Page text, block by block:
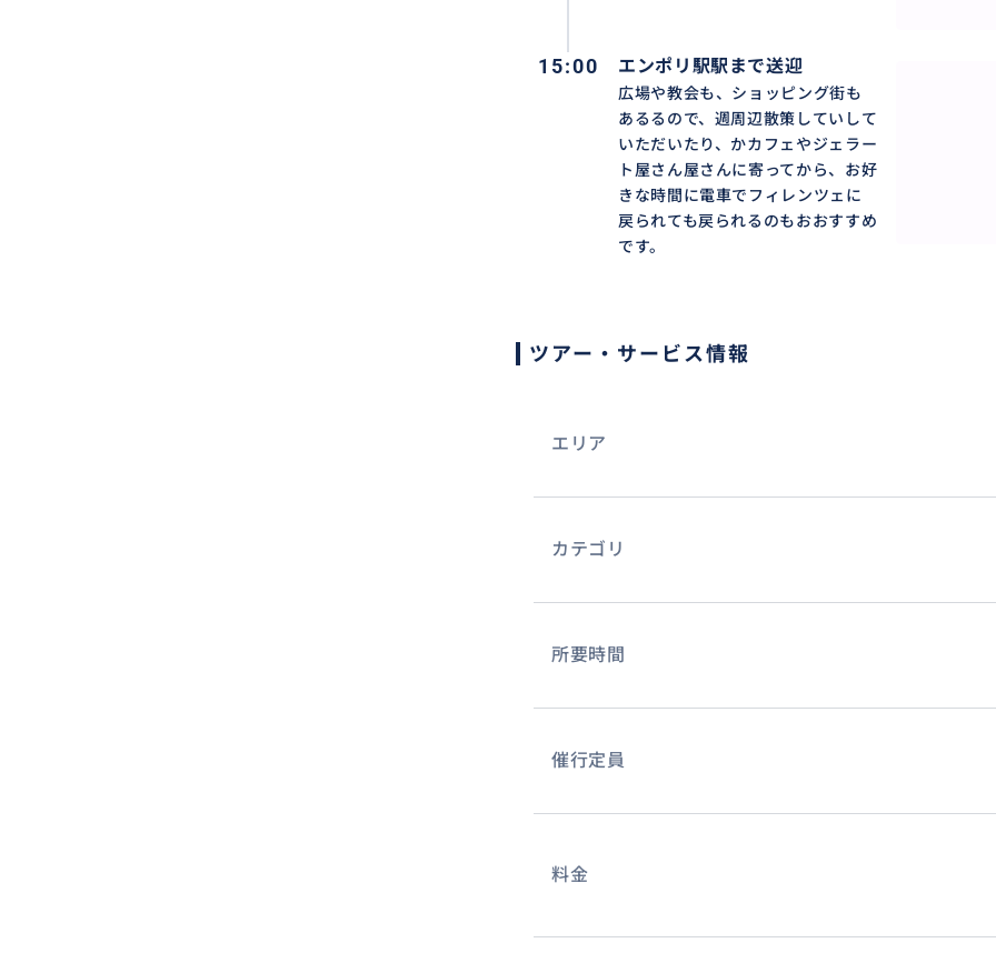
15:00 エンポリ駅駅まで送迎
広場や教会も、ショッピング街も
あるるので、週周辺散策していして
いただいたり、かカフェやジェラー
ト屋さん屋さんに寄ってから、お好
きな時間に電車でフィレンツェに
戻られても戻られるのもおおすすめ
です。
ツアー・サービス情報
エリア
カテゴリ
所要時間
催行定員
料金